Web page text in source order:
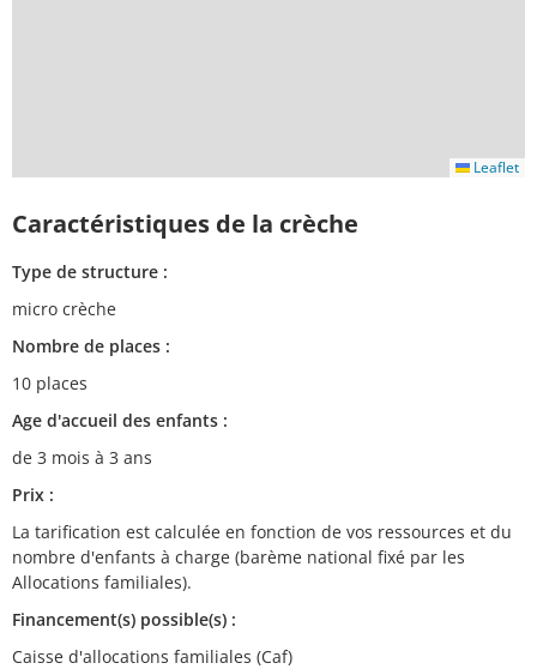
Leaflet
Caractéristiques de la crèche
Type de structure :
micro crèche
Nombre de places :
10 places
Age d'accueil des enfants :
de 3 mois à 3 ans
Prix :
La tarification est calculée en fonction de vos ressources et du
nombre d'enfants à charge (barème national fixé par les
Allocations familiales).
Financement(s) possible(s) :
Caisse d'allocations familiales (Caf)